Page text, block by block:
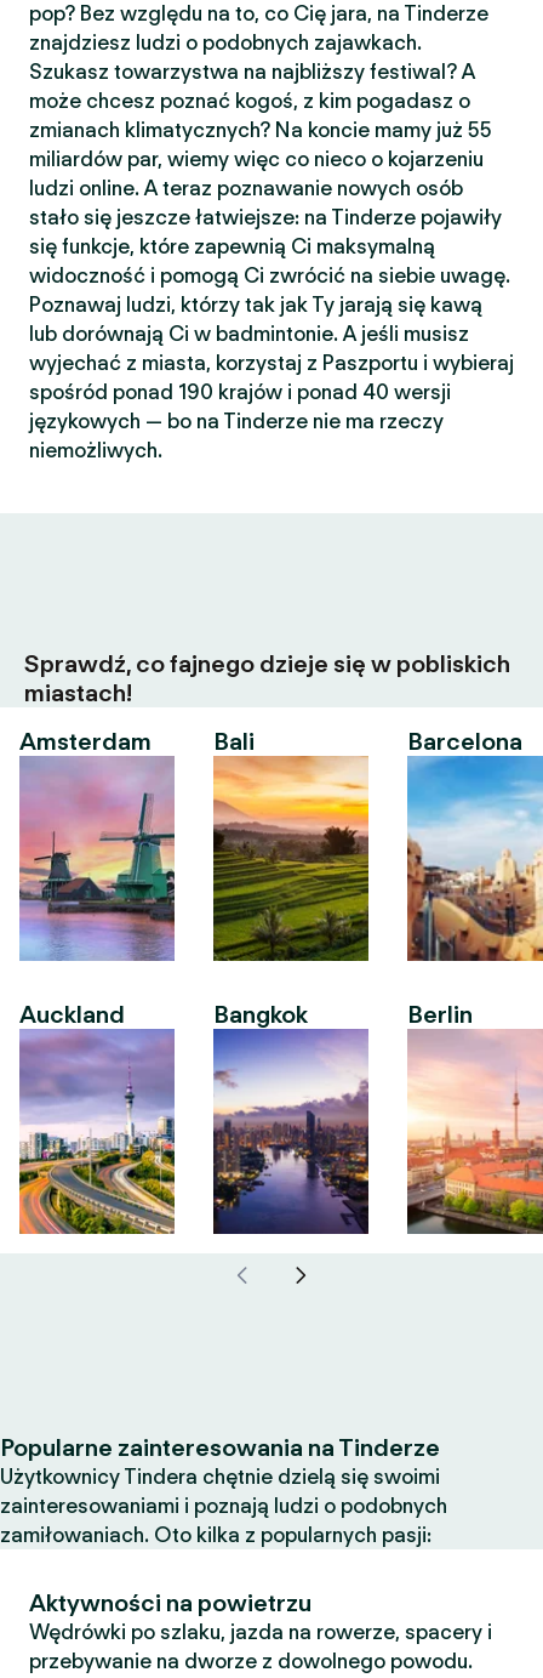
pop? Bez względu na to, co Cię jara, na Tinderze
znajdziesz ludzi o podobnych zajawkach.
Szukasz towarzystwa na najbliższy festiwal? A
może chcesz poznać kogoś, z kim pogadasz o
zmianach klimatycznych? Na koncie mamy już 55
miliardów par, wiemy więc co nieco o kojarzeniu
ludzi online. A teraz poznawanie nowych osób
stało się jeszcze łatwiejsze: na Tinderze pojawiły
się funkcje, które zapewnią Ci maksymalną
widoczność i pomogą Ci zwrócić na siebie uwagę.
Poznawaj ludzi, którzy tak jak Ty jarają się kawą
lub dorównają Ci w badmintonie. A jeśli musisz
wyjechać z miasta, korzystaj z Paszportu i wybieraj
spośród ponad 190 krajów i ponad 40 wersji
językowych — bo na Tinderze nie ma rzeczy
niemożliwych.
Sprawdź, co fajnego dzieje się w pobliskich
miastach!
Amsterdam
Auckland
Bali
Bangkok
Barcelona
Berlin
Popularne zainteresowania na Tinderze
Użytkownicy Tindera chętnie dzielą się swoimi
zainteresowaniami i poznają ludzi o podobnych
zamiłowaniach. Oto kilka z popularnych pasji:
Aktywności na powietrzu
Wędrówki po szlaku, jazda na rowerze, spacery i
przebywanie na dworze z dowolnego powodu.